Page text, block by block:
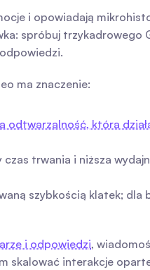
i opowiadają
spróbuj trzykadrowego
ma znaczenie:
odtwarzalność, która
trwania i niższa
szybkością klatek;
i odpowiedzi,
interakcje